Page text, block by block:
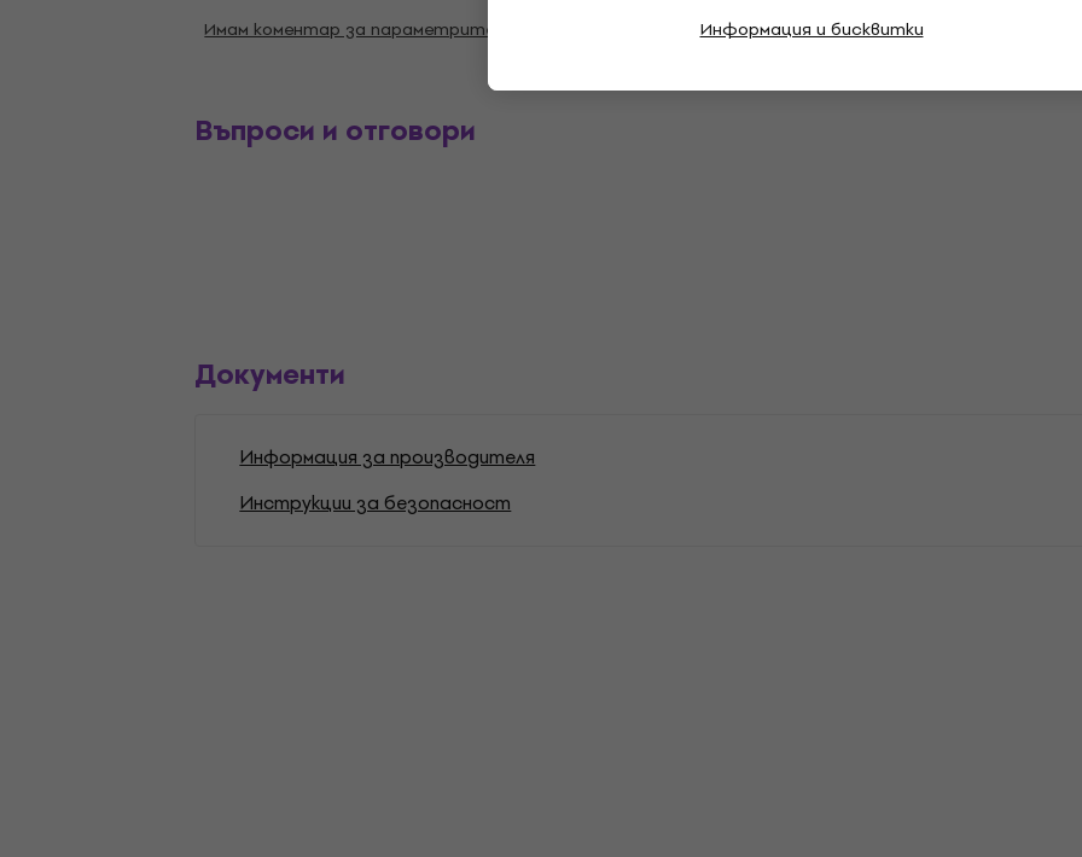
Информация и бисквитки
Имам коментар за параметрите
Въпроси и отговори
Документи
Информация за производителя
Инструкции за безопасност